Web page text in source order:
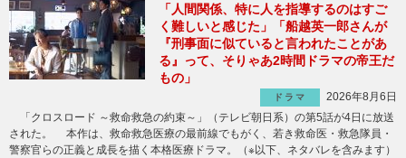
「人間関係、特に人を指導するのはすご
く難しいと感じた」「船越英一郎さんが
『刑事面に似ていると言われたことがあ
る』って、そりゃあ2時間ドラマの帝王だ
もの」
ドラマ
2026年8月6日
「クロスロード ～救命救急の約束～」（テレビ朝日系）の第5話が4日に放送
された。 本作は、救命救急医療の最前線でもがく、若き救命医・救急隊員・
警察官らの正義と成長を描く本格医療ドラマ。（※以下、ネタバレを含みます）